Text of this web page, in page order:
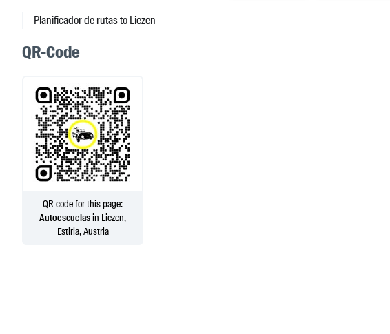
Planificador de rutas to Liezen
QR-Code
QR code for this page:
Autoescuelasin Liezen,
Estiria, Austria